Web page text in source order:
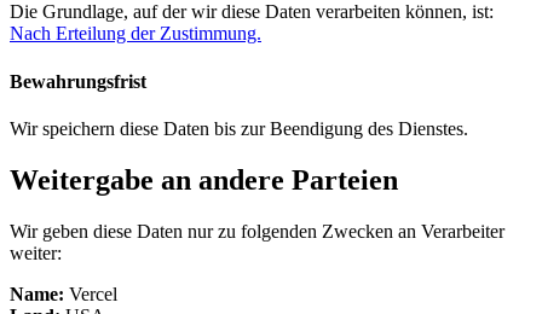
Die Grundlage, auf der wir diese Daten verarbeiten können, ist:
Nach Erteilung der Zustimmung.
Bewahrungsfrist
Wir speichern diese Daten bis zur Beendigung des Dienstes.
Weitergabe an andere Parteien
Wir geben diese Daten nur zu folgenden Zwecken an Verarbeiter
weiter:
Name: Vercel